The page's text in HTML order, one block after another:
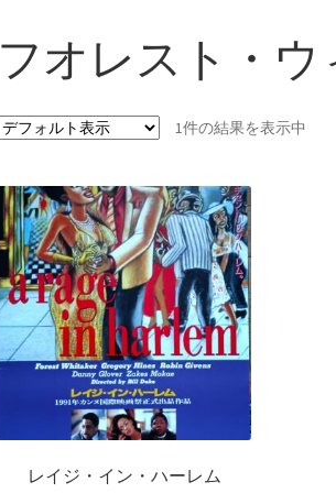
フオレスト・ウ
1件の結果を表示中
レイジ・イン・ハーレム